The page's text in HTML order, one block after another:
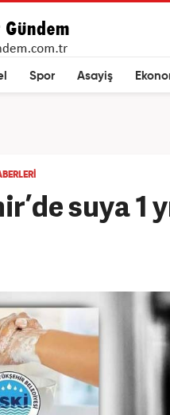
Spor Asayiş
suya 1